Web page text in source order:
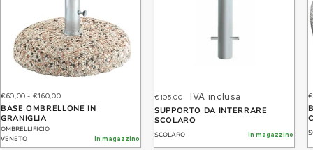
€60,00 - €160,00
BASE OMBRELLONE IN
GRANIGLIA
OMBRELLIFICIO
VENETO
In magazzino
€105,00
IVA inclusa
SUPPORTO DA INTERRARE
SCOLARO
SCOLARO In magazzino